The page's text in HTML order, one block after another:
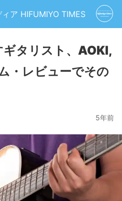
ア HIFUMIYO TIMES
タリスト、AOKI,
・レビューでその
5年前